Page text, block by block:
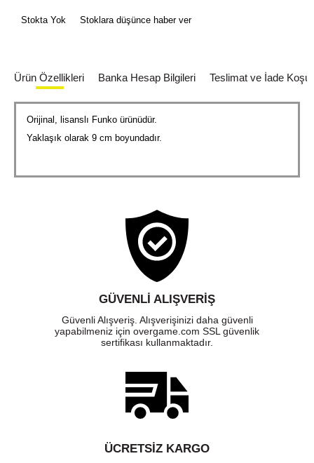
Stokta Yok Stoklara düşünce haber ver
Ürün Özellikleri Banka Hesap Bilgileri Teslimat ve İade
Orijinal, lisanslı Funko ürünüdür.
Yaklaşık olarak 9 cm boyundadır.
GÜVENLI ALIŞVERIŞ
Güvenli Alışveriş. Alışverişinizi daha güvenli
yapabilmeniz için overgame.com SSL güvenlik
sertifikası kullanmaktadır.
ÜCRETSIZ KARGO